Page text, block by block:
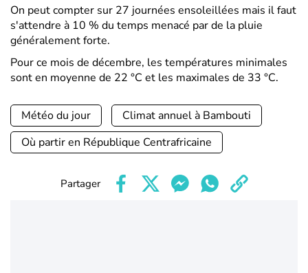
On peut compter sur 27 journées ensoleillées mais il faut
s'attendre à 10 % du temps menacé par de la pluie
généralement forte.
Pour ce mois de décembre, les températures minimales
sont en moyenne de 22 °C et les maximales de 33 °C.
Météo du jour
Climat annuel à Bambouti
Où partir en République Centrafricaine
Partager